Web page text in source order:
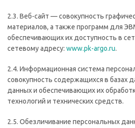
2.3. Веб-сайт — совокупность
материалов, а также программ для
обеспечивающих их доступность в
сетевому адресу: www.pk-argo.ru.
2.4. Информационная система
совокупность содержащихся в базах
данных и обеспечивающих их
технологий и технических средств.
2.5. Обезличивание персональных